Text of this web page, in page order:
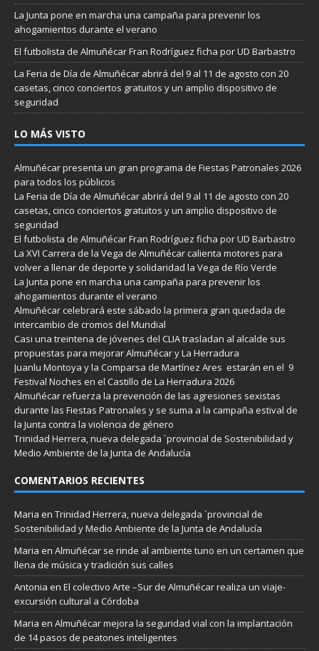
La Junta pone en marcha una campaña para prevenir los
ahogamientos durante el verano
El futbolista de Almuñécar Fran Rodríguez ficha por UD Barbastro
La Feria de Día de Almuñécar abrirá del 9 al 11 de agosto con 20
casetas, cinco conciertos gratuitos y un amplio dispositivo de
seguridad
LO MÁS VISTO
Almuñécar presenta un gran programa de Fiestas Patronales 2026
para todos los públicos
La Feria de Día de Almuñécar abrirá del 9 al 11 de agosto con 20
casetas, cinco conciertos gratuitos y un amplio dispositivo de
seguridad
El futbolista de Almuñécar Fran Rodríguez ficha por UD Barbastro
La XVI Carrera de la Vega de Almuñécar calienta motores para
volver a llenar de deporte y solidaridad la Vega de Río Verde
La Junta pone en marcha una campaña para prevenir los
ahogamientos durante el verano
Almuñécar celebrará este sábado la primera gran quedada de
intercambio de cromos del Mundial
Casi una treintena de jóvenes del CLIA trasladan al alcalde sus
propuestas para mejorar Almuñécar y La Herradura
Juanlu Montoya y la Comparsa de Martínez Ares estarán en el 9
Festival Noches en el Castillo de La Herradura 2026
Almuñécar refuerza la prevención de las agresiones sexistas
durante las Fiestas Patronales y se suma a la campaña estival de
la Junta contra la violencia de género
Trinidad Herrera, nueva delegada `provincial de Sostenibilidad y
Medio Ambiente de la Junta de Andalucía
COMENTARIOS RECIENTES
Maria en Trinidad Herrera, nueva delegada `provincial de
Sostenibilidad y Medio Ambiente de la Junta de Andalucía
Maria en Almuñécar se rinde al ambiente tuno en un certamen que
llena de música y tradición sus calles
Antonia en El colectivo Arte –Sur de Almuñécar realiza un viaje-
excursión cultural a Córdoba
Maria en Almuñécar mejora la seguridad vial con la implantación
de 14 pasos de peatones inteligentes